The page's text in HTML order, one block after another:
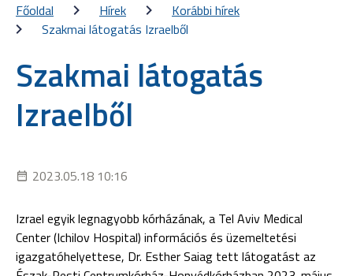
Főoldal
Hírek
Korábbi hírek
Szakmai látogatás Izraelből
Szakmai látogatás
Izraelből
2023.05.18 10:16
Izrael egyik legnagyobb kórházának, a Tel Aviv Medical
Center (Ichilov Hospital) információs és üzemeltetési
igazgatóhelyettese, Dr. Esther Saiag tett látogatást az